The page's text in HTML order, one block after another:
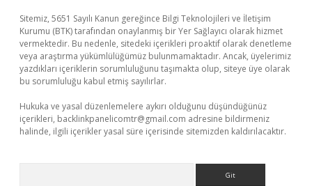
Sitemiz, 5651 Sayılı Kanun gereğince Bilgi Teknolojileri ve İletişim
Kurumu (BTK) tarafından onaylanmış bir Yer Sağlayıcı olarak hizmet
vermektedir. Bu nedenle, sitedeki içerikleri proaktif olarak denetleme
veya araştırma yükümlülüğümüz bulunmamaktadır. Ancak, üyelerimiz
yazdıkları içeriklerin sorumluluğunu taşımakta olup, siteye üye olarak
bu sorumluluğu kabul etmiş sayılırlar.
Hukuka ve yasal düzenlemelere aykırı olduğunu düşündüğünüz
içerikleri, backlinkpanelicomtr@gmail.com adresine bildirmeniz
halinde, ilgili içerikler yasal süre içerisinde sitemizden kaldırılacaktır.